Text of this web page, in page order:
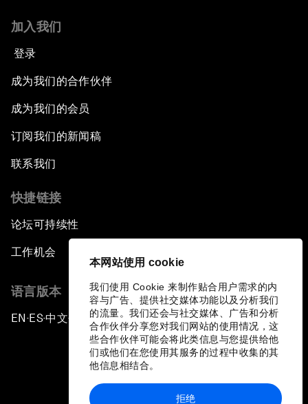
本网站使用 cookie
我们使用 Cookie 来制作贴合用户需求的内
容与广告、提供社交媒体功能以及分析我们
的流量。我们还会与社交媒体、广告和分析
合作伙伴分享您对我们网站的使用情况，这
些合作伙伴可能会将此类信息与您提供给他
们或他们在您使用其服务的过程中收集的其
他信息相结合。
拒绝
加入我们
登录
成为我们的合作伙伴
成为我们的会员
订阅我们的新闻稿
联系我们
快捷链接
论坛可持续性
工作机会
语言版本
EN ▪ES▪中文▪ 日本語